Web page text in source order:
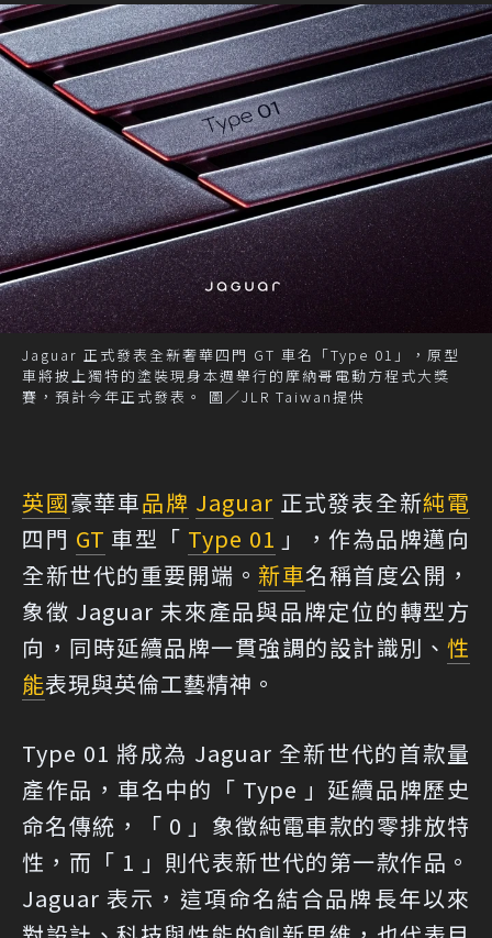
Jaguar 正式發表全新奢華四門 GT 車名「Type 01」，原型
車將披上獨特的塗裝現身本週舉行的摩納哥電動方程式大獎
賽，預計今年正式發表。 圖／JLR Taiwan提供
英國豪華車品牌 Jaguar 正式發表全新純電
四門 GT 車型「 Type 01 」，作為品牌邁向
全新世代的重要開端。 新車名稱首度公開，
象徵 Jaguar 未來產品與品牌定位的轉型方
向，同時延續品牌一貫強調的設計識別、 性
能表現與英倫工藝精神。
Type 01 將成為 Jaguar 全新世代的首款量
產作品，車名中的「 Type 」延續品牌歷史
命名傳統，「 0 」象徵純電車款的零排放特
性，而「 1 」則代表新世代的第一款作品。
Jaguar 表示，這項命名結合品牌長年以來